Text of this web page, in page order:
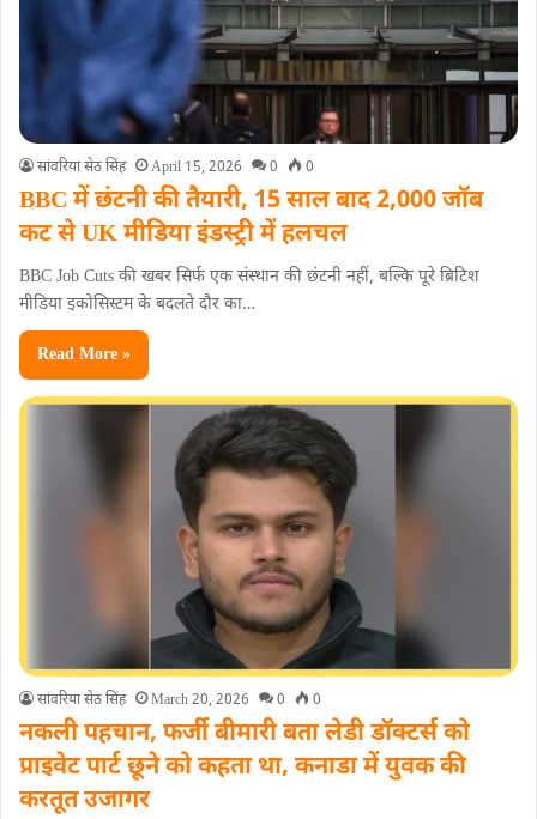
सांवरिया सेठ सिंह April 15, 2026 0 0
BBC में छंटनी की तैयारी, 15 साल बाद 2,000 जॉब
कट से UK मीडिया इंडस्ट्री में हलचल
BBC Job Cuts की खबर सिर्फ एक संस्थान की छंटनी नहीं, बल्कि पूरे ब्रिटिश
मीडिया इकोसिस्टम के बदलते दौर का…
Read More »
सांवरिया सेठ सिंह March 20, 2026 0 0
नकली पहचान, फर्जी बीमारी बता लेडी डॉक्‍टर्स को
प्राइवेट पार्ट छूने को कहता था, कनाडा में युवक की
करतूत उजागर